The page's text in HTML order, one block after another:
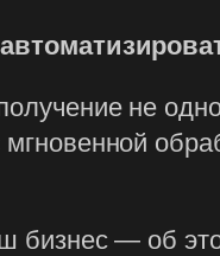
не
мгновенной
бизнес — об